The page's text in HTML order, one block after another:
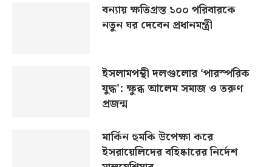
বন্যায় ক্ষতিগ্রস্ত ১০০ পরিবারকে
নতুন ঘর দেবেন প্রধানমন্ত্রী
ইসলামপন্থী দলগুলোর ‘পারস্পরিক
যুদ্ধ’: ক্ষুব্ধ আলেম সমাজ ও তরুণ
প্রজন্ম
মার্কিন হুমকি উপেক্ষা করে
ইসরায়েলিদের বহিষ্কারের নির্দেশ